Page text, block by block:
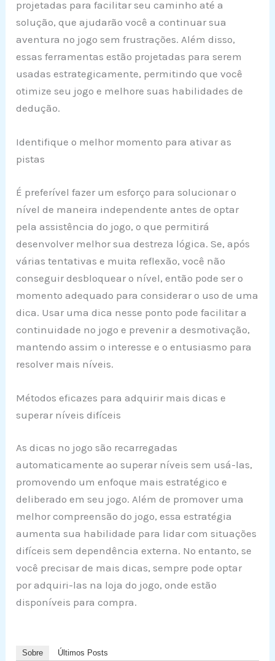
projetadas para facilitar seu caminho até a
solução, que ajudarão você a continuar sua
aventura no jogo sem frustrações. Além disso,
essas ferramentas estão projetadas para serem
usadas estrategicamente, permitindo que você
otimize seu jogo e melhore suas habilidades de
dedução.
Identifique o melhor momento para ativar as
pistas
É preferível fazer um esforço para solucionar o
nível de maneira independente antes de optar
pela assistência do jogo, o que permitirá
desenvolver melhor sua destreza lógica. Se, após
várias tentativas e muita reflexão, você não
conseguir desbloquear o nível, então pode ser o
momento adequado para considerar o uso de uma
dica. Usar uma dica nesse ponto pode facilitar a
continuidade no jogo e prevenir a desmotivação,
mantendo assim o interesse e o entusiasmo para
resolver mais níveis.
Métodos eficazes para adquirir mais dicas e
superar níveis difíceis
As dicas no jogo são recarregadas
automaticamente ao superar níveis sem usá-las,
promovendo um enfoque mais estratégico e
deliberado em seu jogo. Além de promover uma
melhor compreensão do jogo, essa estratégia
aumenta sua habilidade para lidar com situações
difíceis sem dependência externa. No entanto, se
você precisar de mais dicas, sempre pode optar
por adquiri-las na loja do jogo, onde estão
disponíveis para compra.
Sobre Últimos Posts